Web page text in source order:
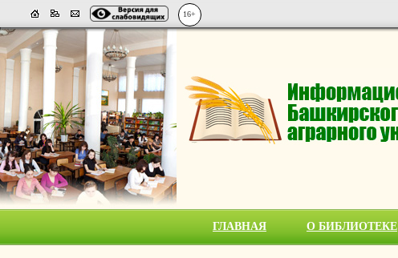
16+
ГЛАВНАЯ О БИБЛИОТЕКЕ